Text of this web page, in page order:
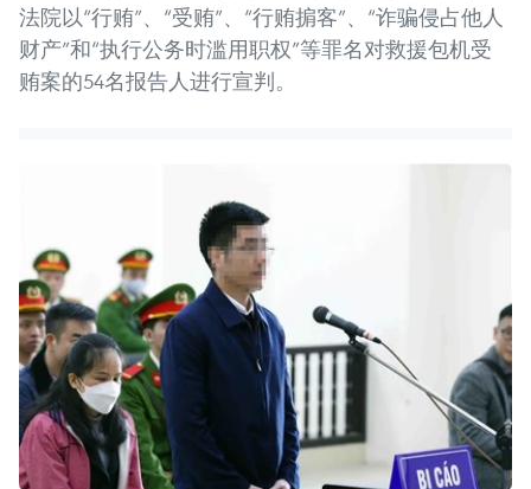
法院以“行贿”、“受贿”、“行贿掮客”、“诈骗侵占他人
财产”和“执行公务时滥用职权”等罪名对救援包机受
贿案的54名报告人进行宣判。